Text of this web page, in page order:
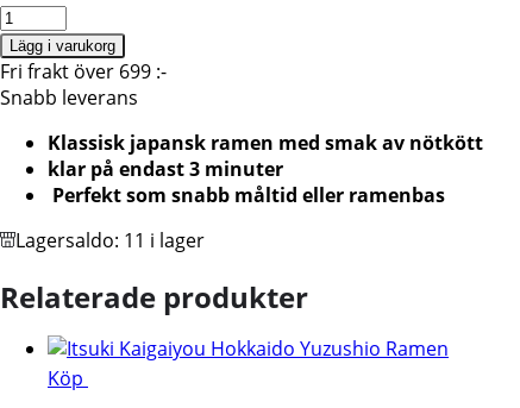
Nissin
Demae
Ramen
Beef
100
mängd
Lägg i varukorg
Fri frakt över 699 :-
Snabb leverans
Klassisk japansk ramen med smak av nötkött
klar på endast 3 minuter
Perfekt som snabb måltid eller ramenbas
Lagersaldo: 11 i lager
Relaterade produkter
Köp